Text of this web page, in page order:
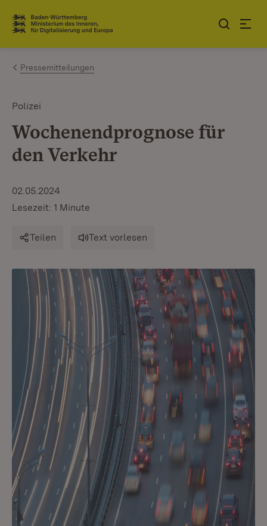
Zum Inhalt springen
Link zur Startseite
Pressemitteilungen
Polizei
Wochenendprognose für
den Verkehr
02.05.2024
Lesezeit: 1 Minute
Teilen Text vorlesen